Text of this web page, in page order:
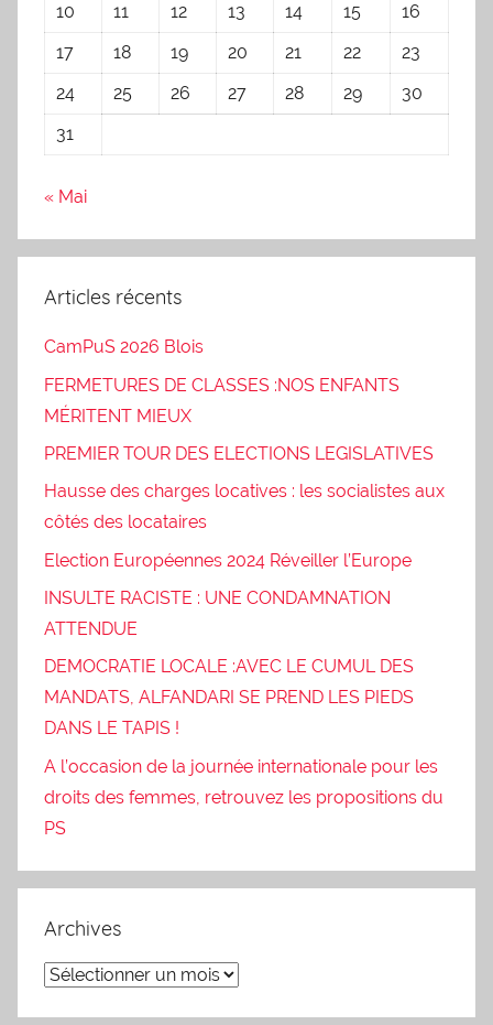
10
11 12 13 14 15
16
17
18 19 20 21 22
23
24
25 26 27 28 29
30
31
« Mai
Articles récents
CamPuS 2026 Blois
FERMETURES DE CLASSES :NOS ENFANTS
MÉRITENT MIEUX
PREMIER TOUR DES ELECTIONS LEGISLATIVES
Hausse des charges locatives : les socialistes aux
côtés des locataires
Election Européennes 2024 Réveiller l’Europe
INSULTE RACISTE : UNE CONDAMNATION
ATTENDUE
DEMOCRATIE LOCALE :AVEC LE CUMUL DES
MANDATS, ALFANDARI SE PREND LES PIEDS
DANS LE TAPIS !
A l’occasion de la journée internationale pour les
droits des femmes, retrouvez les propositions du
PS
Archives
Archives